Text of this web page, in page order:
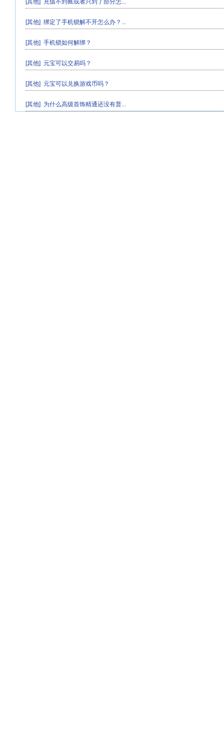
[其他] 充值不到账或者只到了部分怎...
[其他] 绑定了手机锁解不开怎么办？...
[其他] 手机锁如何解绑？
[其他] 元宝可以交易吗？
[其他] 元宝可以兑换游戏币吗？
[其他] 为什么高级首饰精通还没有普...